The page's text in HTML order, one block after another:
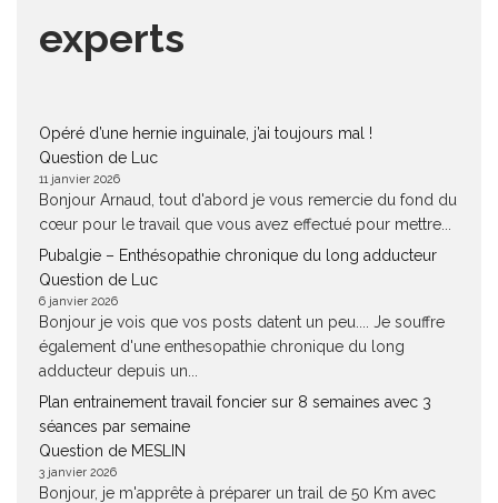
experts
Opéré d’une hernie inguinale, j’ai toujours mal !
Question de Luc
11 janvier 2026
Bonjour Arnaud, tout d'abord je vous remercie du fond du
cœur pour le travail que vous avez effectué pour mettre...
Pubalgie – Enthésopathie chronique du long adducteur
Question de Luc
6 janvier 2026
Bonjour je vois que vos posts datent un peu.... Je souffre
également d'une enthesopathie chronique du long
adducteur depuis un...
Plan entrainement travail foncier sur 8 semaines avec 3
séances par semaine
Question de MESLIN
3 janvier 2026
Bonjour, je m'apprête à préparer un trail de 50 Km avec